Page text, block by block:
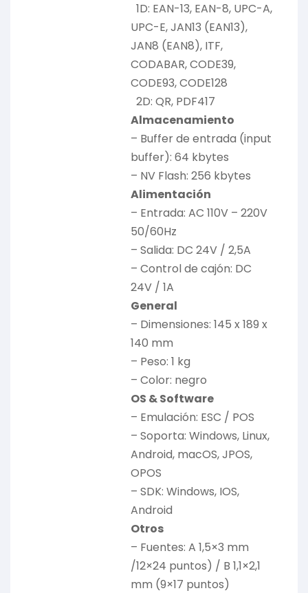
1D: EAN-13, EAN-8, UPC-A,
UPC-E, JAN13 (EAN13),
JAN8 (EAN8), ITF,
CODABAR, CODE39,
CODE93, CODE128
2D: QR, PDF417
Almacenamiento
– Buffer de entrada (input
buffer): 64 kbytes
– NV Flash: 256 kbytes
Alimentación
– Entrada: AC 110V – 220V
50/60Hz
– Salida: DC 24V / 2,5A
– Control de cajón: DC
24V / 1A
General
– Dimensiones: 145 x 189 x
140 mm
– Peso: 1 kg
– Color: negro
OS & Software
– Emulación: ESC / POS
– Soporta: Windows, Linux,
Android, macOS, JPOS,
OPOS
– SDK: Windows, IOS,
Android
Otros
– Fuentes: A 1,5×3 mm
/12×24 puntos) / B 1,1×2,1
mm (9×17 puntos)